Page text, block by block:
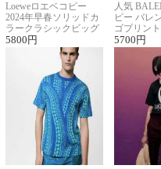
Loeweロエベコピー
2024年早春ソリッドカ
ラークラシックビッグ
ロゴ刺繍Tシャツ
5800 円
人気
ピー バレ
ゴプリン
ーネックT
5700 円